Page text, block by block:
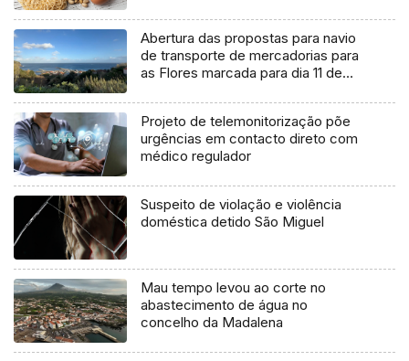
Abertura das propostas para navio
de transporte de mercadorias para
as Flores marcada para dia 11 de
Projeto de telemonitorização põe
urgências em contacto direto com
médico regulador
Suspeito de violação e violência
doméstica detido São Miguel
Mau tempo levou ao corte no
abastecimento de água no
concelho da Madalena